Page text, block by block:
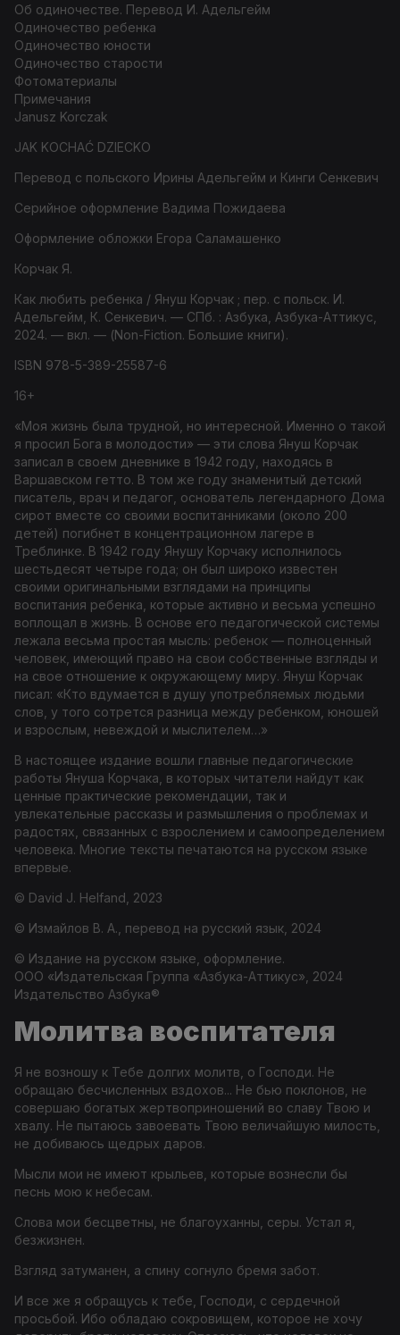
Об одиночестве. Перевод И. Адельгейм
Одиночество ребенка
Одиночество юности
Одиночество старости
Фотоматериалы
Примечания
Janusz Korczak
JAK KOCHAĆ DZIECKO
Перевод с польского Ирины Адельгейм и Кинги Сенкевич
Серийное оформление Вадима Пожидаева
Оформление обложки Егора Саламашенко
Корчак Я.
Как любить ребенка / Януш Корчак ; пер. с польск. И.
Адельгейм, К. Сенкевич. — СПб. : Азбука, Азбука-Аттикус,
2024. — вкл. — (Non-Fiction. Большие книги).
ISBN 978-5-389-25587-6
16+
«Моя жизнь была трудной, но интересной. Именно о такой
я просил Бога в молодости» — эти слова Януш Корчак
записал в своем дневнике в 1942 году, находясь в
Варшавском гетто. В том же году знаменитый детский
писатель, врач и педагог, основатель легендарного Дома
сирот вместе со своими воспитанниками (около 200
детей) погибнет в концентрационном лагере в
Треблинке. В 1942 году Янушу Корчаку исполнилось
шестьдесят четыре года; он был широко известен
своими оригинальными взглядами на принципы
воспитания ребенка, которые активно и весьма успешно
воплощал в жизнь. В основе его педагогической системы
лежала весьма простая мысль: ребенок — полноценный
человек, имеющий право на свои собственные взгляды и
на свое отношение к окружающему миру. Януш Корчак
писал: «Кто вдумается в душу употребляемых людьми
слов, у того сотрется разница между ребенком, юношей
и взрослым, невеждой и мыслителем…»
В настоящее издание вошли главные педагогические
работы Януша Корчака, в которых читатели найдут как
ценные практические рекомендации, так и
увлекательные рассказы и размышления о проблемах и
радостях, связанных с взрослением и самоопределением
человека. Многие тексты печатаются на русском языке
впервые.
© David J. Helfand, 2023
© Измайлов В. А., перевод на русский язык, 2024
© Издание на русском языке, оформление.
ООО «Издательская Группа «Азбука-Аттикус», 2024
Издательство Азбука®
Молитва воспитателя
Я не возношу к Тебе долгих молитв, о Господи. Не
обращаю бесчисленных вздохов... Не бью поклонов, не
совершаю богатых жертвоприношений во славу Твою и
хвалу. Не пытаюсь завоевать Твою величайшую милость,
не добиваюсь щедрых даров.
Мысли мои не имеют крыльев, которые вознесли бы
песнь мою к небесам.
Слова мои бесцветны, не благоуханны, серы. Устал я,
безжизнен.
Взгляд затуманен, а спину согнуло бремя забот.
И все же я обращусь к тебе, Господи, с сердечной
просьбой. Ибо обладаю сокровищем, которое не хочу